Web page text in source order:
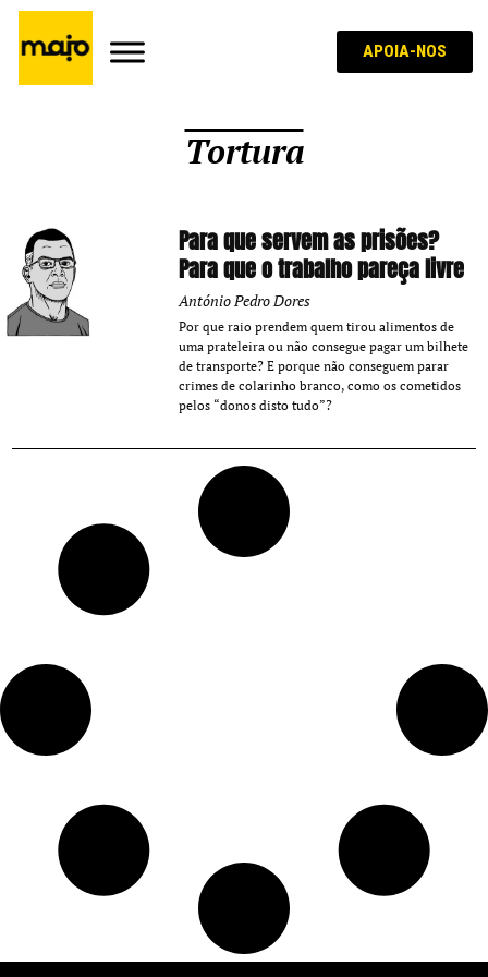
APOIA-NOS
Tortura
Para que servem as prisões?
Para que o trabalho pareça livre
António Pedro Dores
Por que raio prendem quem tirou alimentos de
uma prateleira ou não consegue pagar um bilhete
de transporte? E porque não conseguem parar
crimes de colarinho branco, como os cometidos
pelos “donos disto tudo”?